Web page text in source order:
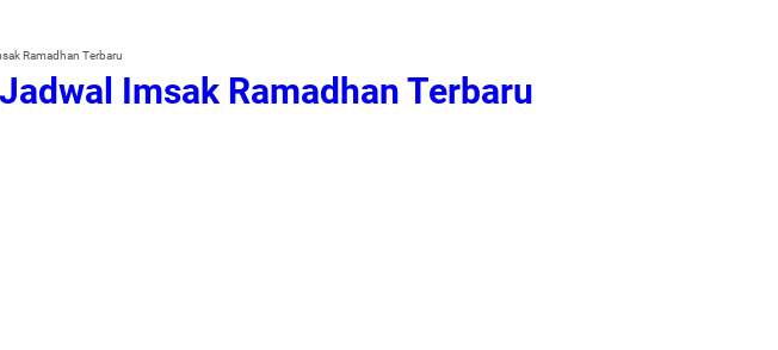
Ramadhan Terbaru
Imsak Ramadhan Terbaru